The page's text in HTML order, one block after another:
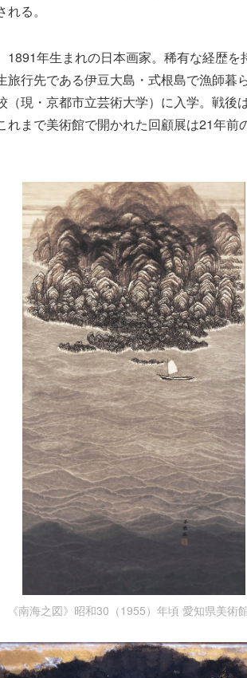
る。
1891年生まれの日本画家。稀有な経歴
旅行先である伊豆大島・式根島で漁師暮
（現・京都市立芸術大学）に入学。戦後
れまで美術館で開かれた回顧展は21年前
《南海之図》昭和30（1955）年頃 愛知県美術